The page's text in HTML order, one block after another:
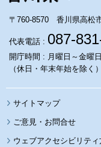
〒760-8570 香川県高松
代表電話 : 087-
開庁時間 : 月曜日～金曜
（休日・年末年始を除く）
サイトマップ
ウェブアクセシビリティ